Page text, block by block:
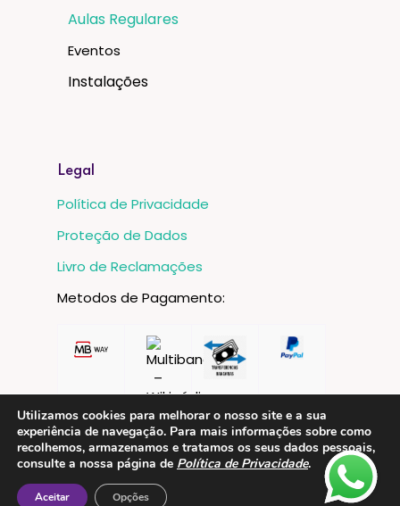
Aulas Regulares
Eventos
Instalações
Legal
Política de Privacidade
Proteção de Dados
Livro de Reclamações
Metodos de Pagamento:
Utilizamos cookies para melhorar o nosso site e a sua
experiência de navegação. Para mais informações sobre como
recolhemos, armazenamos e tratamos os seus dados pessoais,
consulte a nossa página de Política de Privacidade.
Aceitar Opções